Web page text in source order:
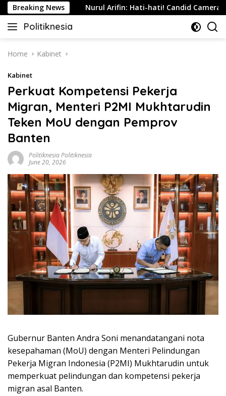
Skip
to
content
Breaking NewsNurul Arifin: Hati-hati! Candid Camera Tanpa
Politiknesia
Politiknesia.com
Home Kabinet
Kabinet
Perkuat Kompetensi Pekerja
Migran, Menteri P2MI Mukhtarudin
Teken MoU dengan Pemprov
Banten
Politiknesia Politiknesia
June 20, 2026
Gubernur Banten Andra Soni menandatangani nota
kesepahaman (MoU) dengan Menteri Pelindungan
Pekerja Migran Indonesia (P2MI) Mukhtarudin untuk
memperkuat pelindungan dan kompetensi pekerja
migran asal Banten.